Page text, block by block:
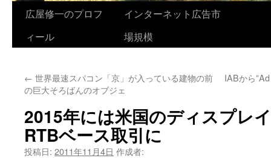
広屋修一のプロフ
ィール
インターネット広告市
場規模
← 世界最速スパコン「京」が入っている建物の前
の巨大そろばんのオブジェ
IABから
2015年には米国のディスプレ
RTBベース取引に
投稿日: 2011年11月4日 作成者: